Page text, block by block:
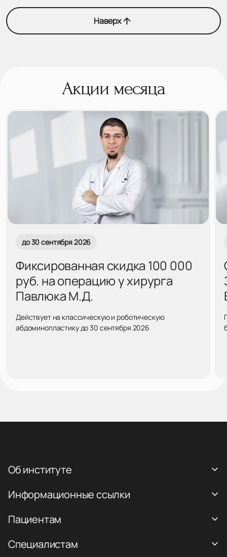
Наверх
Акции месяца
до 30 сентября 2026
Фиксированная скидка 100 000
руб. на операцию у хирурга
Павлюка М.Д.
Действует на классическую и роботическую
абдоминопластику до 30 сентября 2026
Об институте
Информационные ссылки
Пациентам
Специалистам